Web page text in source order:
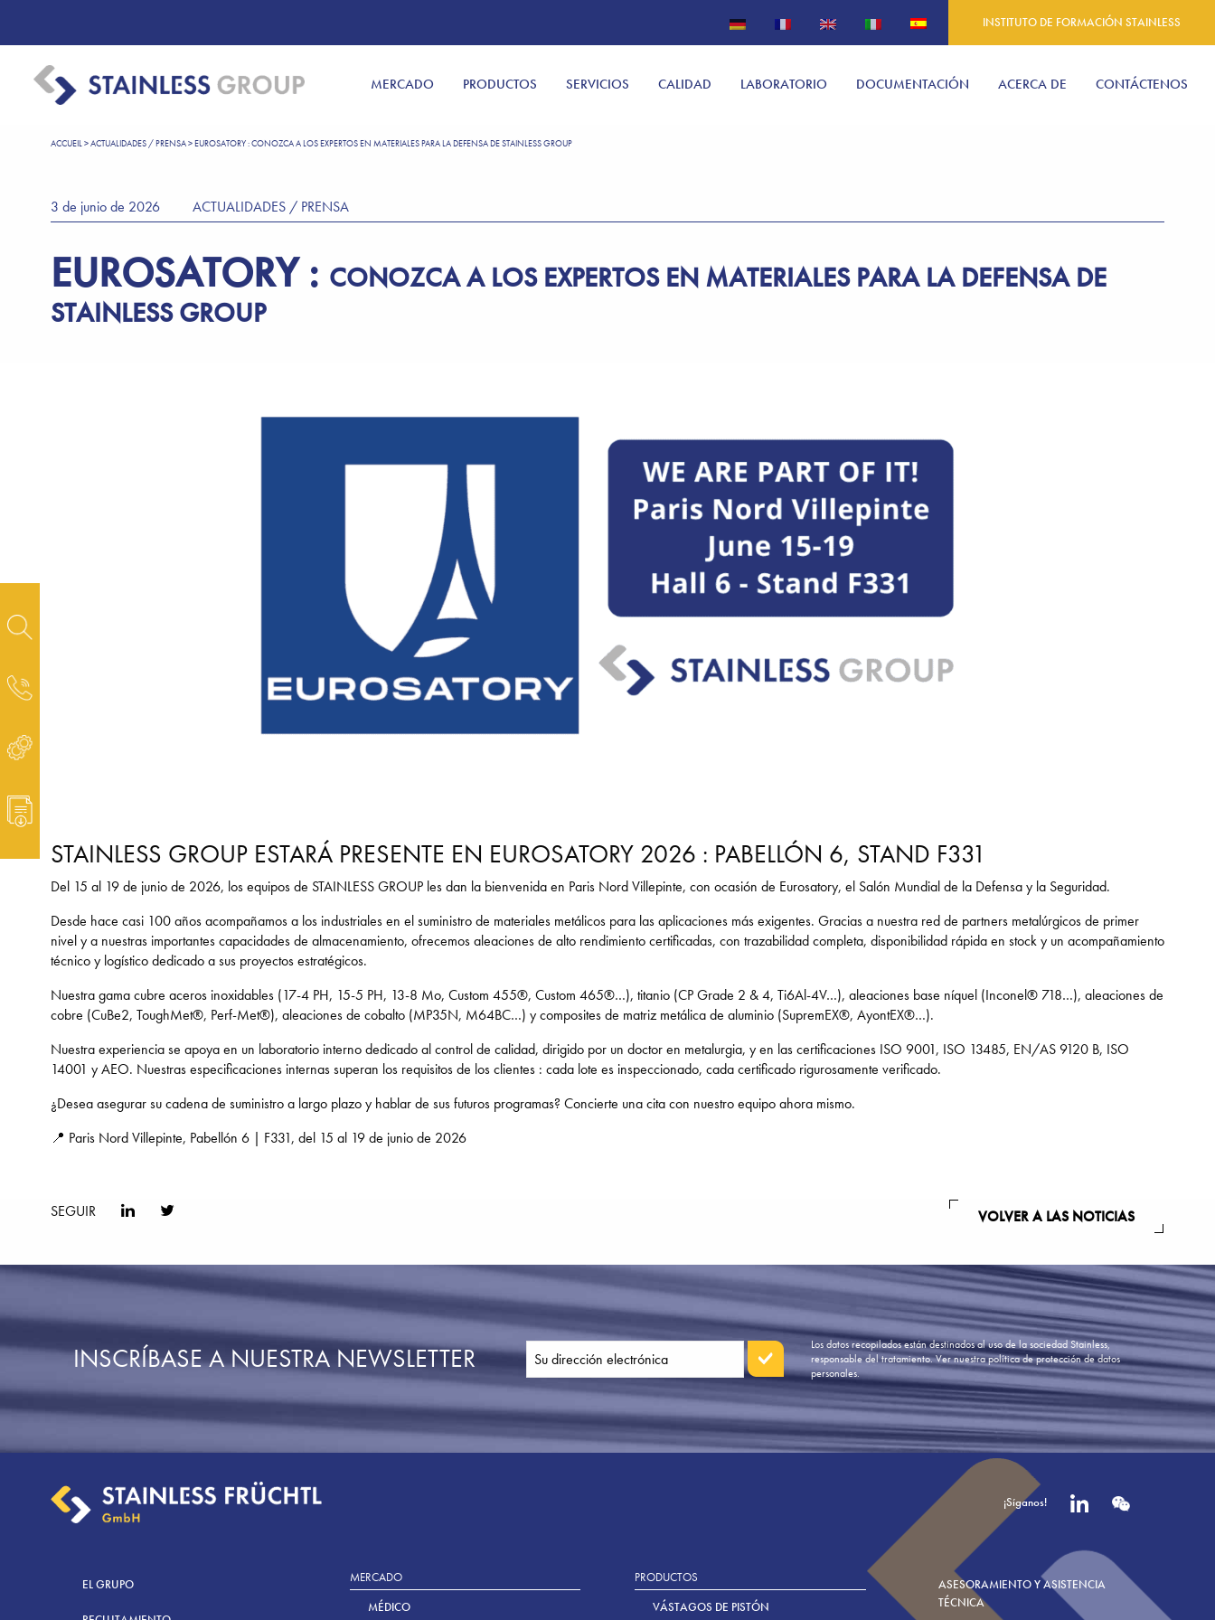
INSTITUTO DE FORMACIÓN STAINLESS
MERCADO PRODUCTOS SERVICIOS CALIDAD LABORATORIO DOCUMENTACIÓN ACERCA DE CONTÁCTENOS
ACCUEIL>ACTUALIDADES / PRENSA>EUROSATORY : CONOZCA A LOS EXPERTOS EN MATERIALES PARA LA DEFENSA DE STAINLESS GROUP
3 de junio de 2026 ACTUALIDADES / PRENSA
EUROSATORY : CONOZCA A LOS EXPERTOS EN MATERIALES PARA LA DEFENSA DE
STAINLESS GROUP
STAINLESS GROUP ESTARÁ PRESENTE EN EUROSATORY 2026 : PABELLÓN 6, STAND F331
Del 15 al 19 de junio de 2026, los equipos de STAINLESS GROUP les dan la bienvenida en Paris Nord Villepinte, con ocasión de Eurosatory, el Salón Mundial de la Defensa y la Seguridad.
Desde hace casi 100 años acompañamos a los industriales en el suministro de materiales metálicos para las aplicaciones más exigentes. Gracias a nuestra red de partners metalúrgicos de primer
nivel y a nuestras importantes capacidades de almacenamiento, ofrecemos aleaciones de alto rendimiento certificadas, con trazabilidad completa, disponibilidad rápida en stock y un acompañamiento
técnico y logístico dedicado a sus proyectos estratégicos.
Nuestra gama cubre aceros inoxidables (17-4 PH, 15-5 PH, 13-8 Mo, Custom 455®, Custom 465®…), titanio (CP Grade 2 & 4, Ti6Al-4V…), aleaciones base níquel (Inconel® 718…), aleaciones de
cobre (CuBe2, ToughMet®, Perf-Met®), aleaciones de cobalto (MP35N, M64BC…) y composites de matriz metálica de aluminio (SupremEX®, AyontEX®…).
Nuestra experiencia se apoya en un laboratorio interno dedicado al control de calidad, dirigido por un doctor en metalurgia, y en las certificaciones ISO 9001, ISO 13485, EN/AS 9120 B, ISO
14001 y AEO. Nuestras especificaciones internas superan los requisitos de los clientes : cada lote es inspeccionado, cada certificado rigurosamente verificado.
¿Desea asegurar su cadena de suministro a largo plazo y hablar de sus futuros programas? Concierte una cita con nuestro equipo ahora mismo.
📍 Paris Nord Villepinte, Pabellón 6 | F331, del 15 al 19 de junio de 2026
SEGUIR VOLVER A LAS NOTICIAS
INSCRÍBASE A NUESTRA NEWSLETTER
Los datos recopilados están destinados al uso de la sociedad Stainless,
responsable del tratamiento.Ver nuestra política de protección de datos
personales.
¡Síganos!
EL GRUPO
MERCADO
MÉDICO
PRODUCTOS
VÁSTAGOS DE PISTÓN
ASESORAMIENTO Y ASISTENCIA
TÉCNICA